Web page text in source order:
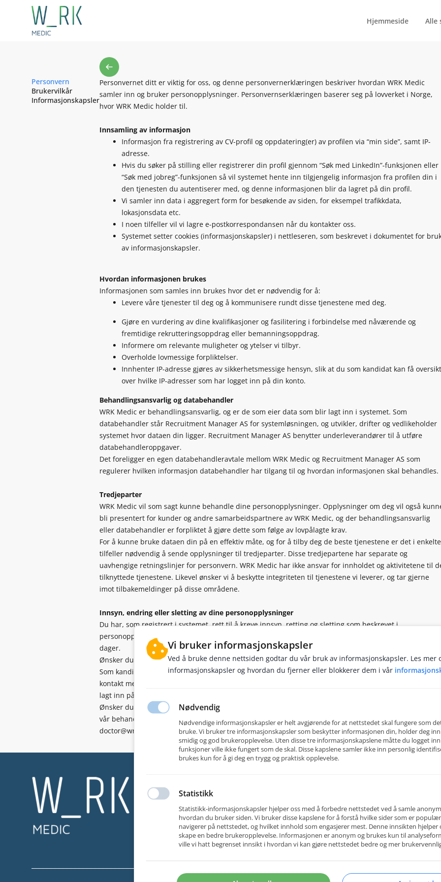
Hjemmeside Alle
Personvern
Brukervilkår
Informasjonskapsler
Personvernet ditt er viktig for oss, og denne personvernerklæringen beskriver hvordan WRK Medic
samler inn og bruker personopplysninger. Personvernserklæringen baserer seg på lovverket i Norge,
hvor WRK Medic holder til.
Innsamling av informasjon
Informasjon fra registrering av CV-profil og oppdatering(er) av profilen via “min side”, samt IP-
adresse.
Hvis du søker på stilling eller registrerer din profil gjennom “Søk med LinkedIn”-funksjonen eller
“Søk med jobreg”-funksjonen så vil systemet hente inn tilgjengelig informasjon fra profilen din i
den tjenesten du autentiserer med, og denne informasjonen blir da lagret på din profil.
Vi samler inn data i aggregert form for besøkende av siden, for eksempel trafikkdata,
lokasjonsdata etc.
I noen tilfeller vil vi lagre e-postkorrespondansen når du kontakter oss.
Systemet setter cookies (informasjonskapsler) i nettleseren, som beskrevet i dokumentet for
av informasjonskapsler.
Hvordan informasjonen brukes
Informasjonen som samles inn brukes hvor det er nødvendig for å:
Levere våre tjenester til deg og å kommunisere rundt disse tjenestene med deg.
Gjøre en vurdering av dine kvalifikasjoner og fasilitering i forbindelse med nåværende og
fremtidige rekrutteringsoppdrag eller bemanningsoppdrag.
Informere om relevante muligheter og ytelser vi tilbyr.
Overholde lovmessige forpliktelser.
Innhenter IP-adresse gjøres av sikkerhetsmessige hensyn, slik at du som kandidat kan få oversikt
over hvilke IP-adresser som har logget inn på din konto.
Behandlingsansvarlig og databehandler
WRK Medic er behandlingsansvarlig, og er de som eier data som blir lagt inn i systemet. Som
databehandler står Recruitment Manager AS for systemløsningen, og utvikler, drifter og vedlikeholder
systemet hvor dataen din ligger. Recruitment Manager AS benytter underleverandører til å utføre
databehandleroppgaver.
Det foreligger en egen databehandleravtale mellom WRK Medic og Recruitment Manager AS som
regulerer hvilken informasjon databehandler har tilgang til og hvordan informasjonen skal behandles.
Tredjeparter
WRK Medic vil som sagt kunne behandle dine personopplysninger. Opplysninger om deg vil også
bli presentert for kunder og andre samarbeidspartnere av WRK Medic, og der behandlingsansvarlig
eller databehandler er forpliktet å gjøre dette som følge av lovpålagte krav.
For å kunne bruke dataen din på en effektiv måte, og for å tilby deg de beste tjenestene er det i enkelte
tilfeller nødvendig å sende opplysninger til tredjeparter. Disse tredjepartene har separate og
uavhengige retningslinjer for personvern. WRK Medic har ikke ansvar for innholdet og aktivitetene til
tilknyttede tjenestene. Likevel ønsker vi å beskytte integriteten til tjenestene vi leverer, og tar gjerne
imot tilbakemeldinger på disse områdene.
Innsyn, endring eller sletting av dine personopplysninger
Du har, som registrert i systemet, rett til å kreve innsyn, retting og sletting som beskrevet i
personopplysningslovens § 18 samt §§ 27 og 28. Kravet skal besvares kostnadsfritt og senest innen 30
dager.
Ønsker du å trekke tilbake din aksept så gjøres det ved å at du sletter din egen profil.
Som kandidat kan du når som helst slette din egen profil inne fra “Din profil” i systemet, eller du kan ta
kontakt med WRK Medic for bistand med det. Fra din profil kan du også endre på informasjon du har
lagt inn på din profil i systemet.
Ønsker du innsyn i informasjon WRK Medic har på deg, eller dersom du har spørsmål eller innspill til
vår behandling av personopplysninger, kan du kontakte din kontaktperson hos oss eller på epost til
doctor@wrkmedic.no.
Vi rekrutterer engasjerte og dyktige allmennleger og legespesialister.
Vi kan både rekruttere til faste stillinger og bemanne ut til kortere og lengre oppdrag i privat-
offentlig helsevesen.
Å ansette nye medarbeidere er både tid- og ressurskrevende. Gjennom en grundig
utvelgelsesprosess og høy intern ekspertise hjelper vi deg å finne rett kompetanse til ditt
Vi bruker informasjonskapsler
Ved å bruke denne nettsiden godtar du vår bruk av informasjonskapsler. Les mer
informasjonskapsler og hvordan du fjerner eller blokkerer dem i vår
Nødvendig
Nødvendige informasjonskapsler er helt avgjørende for at nettstedet skal fungere som
bruke. Vi bruker tre informasjonskapsler som beskytter informasjonen din, holder deg
smidig og god brukeropplevelse. Uten disse tre informasjonskapslene måtte du logget
funksjoner ville ikke fungert som de skal. Disse kapslene samler ikke inn personlig
brukes kun for å gi deg en trygg og praktisk opplevelse.
Statistikk
Statistikk-informasjonskapsler hjelper oss med å forbedre nettstedet ved å samle
hvordan du bruker siden. Vi bruker disse kapslene for å forstå hvilke sider som er
navigerer på nettstedet, og hvilket innhold som engasjerer mest. Denne innsikten hjelper
skape en bedre brukeropplevelse. Informasjonen er anonym og brukes kun til
ville vi hatt begrenset innsikt i hvordan vi kan gjøre nettstedet bedre og mer